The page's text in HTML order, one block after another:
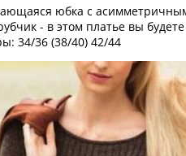
юбка с
- в этом платье вы
34/36 (38/40) 42/44